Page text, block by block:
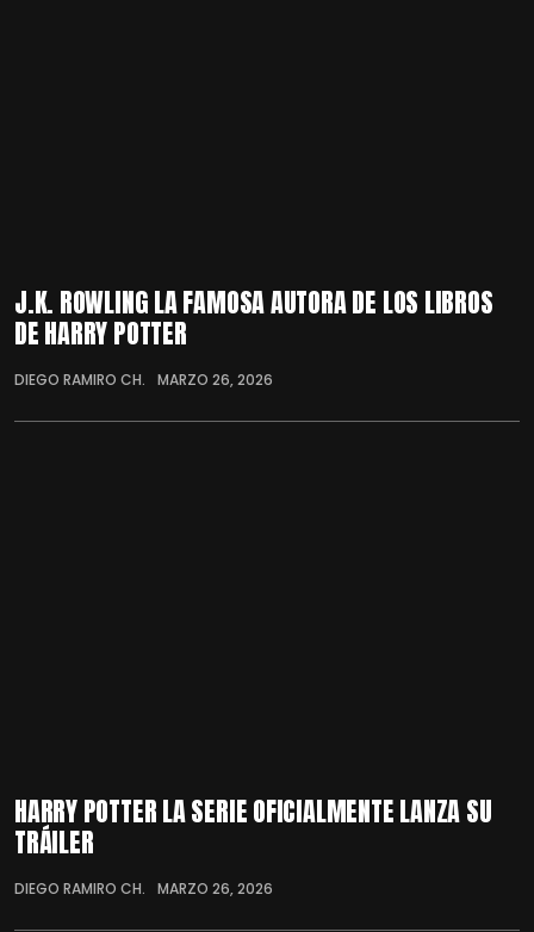
J.K. ROWLING LA FAMOSA AUTORA DE LOS LIBROS
DE HARRY POTTER
DIEGO RAMIRO CH. MARZO 26, 2026
HARRY POTTER LA SERIE OFICIALMENTE LANZA SU
TRÁILER
DIEGO RAMIRO CH. MARZO 26, 2026